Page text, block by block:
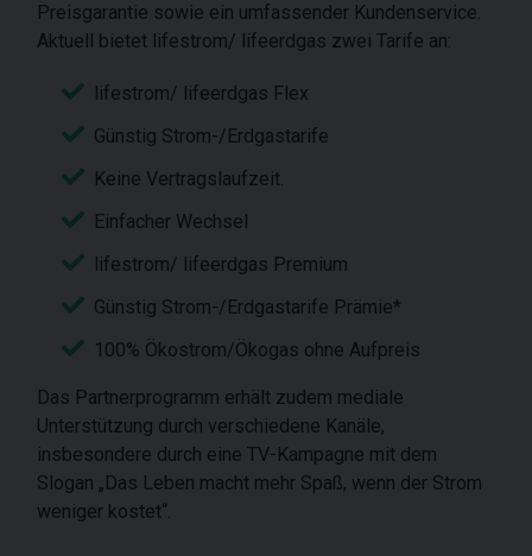
Preisgarantie sowie ein umfassender Kundenservice.
Aktuell bietet lifestrom/ lifeerdgas zwei Tarife an:
lifestrom/ lifeerdgas Flex
Günstig Strom-/Erdgastarife
Keine Vertragslaufzeit.
Einfacher Wechsel
lifestrom/ lifeerdgas Premium
Günstig Strom-/Erdgastarife Prämie*
100% Ökostrom/Ökogas ohne Aufpreis
Das Partnerprogramm erhält zudem mediale
Unterstützung durch verschiedene Kanäle,
insbesondere durch eine TV-Kampagne mit dem
Slogan „Das Leben macht mehr Spaß, wenn der Strom
weniger kostet“.